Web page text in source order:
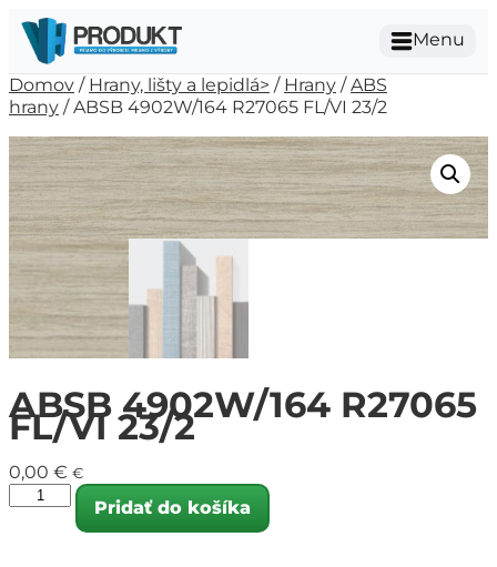
Menu
Domov / Hrany, lišty a lepidlá> / Hrany /ABS
hrany / ABSB 4902W/164 R27065 FL/VI 23/2
ABSB 4902W/164 R27065
FL/VI 23/2
0,00 € €
Pridať do košíka